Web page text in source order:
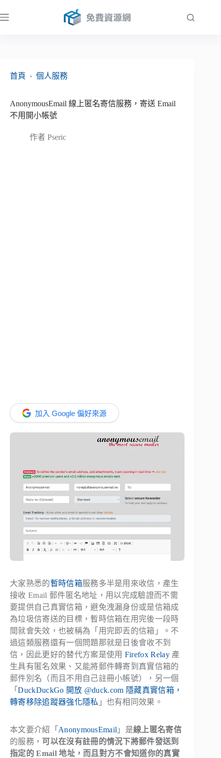
至
首頁
› 個人服務
AnonymousEmail 線上匿名寄信服務，寄送 Email
不用開小帳號
作者 Pseric
加入 Google 偏好來源
大家熟悉的暫時信箱服務多半是用來收信，產生
接收 Email 郵件匿名地址，用以完成驗證而不需
要提供自己真實信箱，避免洩漏身份或是信箱成
為垃圾信寄送的目標，暫時信箱在用完後一段時
間就會失效，也被稱為「用完即丟的信箱」。不
過這類服務還有一個問題那就是日後會收不到
信，因此更好的替代方案是使用 Firefox Relay產
生具有匿名效果、又能將郵件轉寄到真實信箱的
郵件別名（而且不用自己註冊小帳號），另一個
「DuckDuckGo 開放 @duck.com 隱藏真實信箱，
轉寄移除追蹤器強化隱私 」也有相同效果。
本文要介紹「 AnonymousEmail 」是線上匿名寄信
的服務， 可以在沒有註冊的情況下將郵件發送到
指定的 Email 地址，而且對方不會知道你的真實